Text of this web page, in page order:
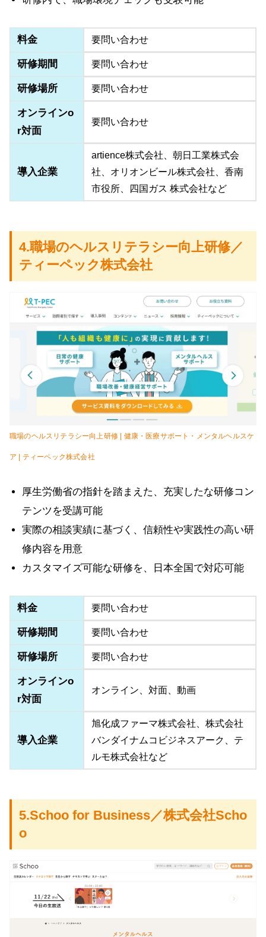
料金 要問い合わせ
研修期間 要問い合わせ
研修場所 要問い合わせ
オンラインo
r対面
要問い合わせ
導入企業
artience株式会社、朝日工業株式会
社、オリオンビール株式会社、香南
市役所、四国ガス 株式会社など
4.職場のヘルスリテラシー向上研修／
ティーペック株式会社
職場のヘルスリテラシー向上研修 | 健康・医療サポート・メンタルヘルスケ
ア | ティーペック株式会社
厚生労働省の指針を踏まえた、充実したな研修コン
テンツを受講可能
実際の相談実績に基づく、信頼性や実践性の高い研
修内容を用意
カスタマイズ可能な研修を、日本全国で対応可能
料金 要問い合わせ
研修期間 要問い合わせ
研修場所 要問い合わせ
オンラインo
r対面
オンライン、対面、動画
導入企業
旭化成ファーマ株式会社、株式会社
バンダイナムコビジネスアーク、テ
ルモ株式会社など
5.Schoo for Business／株式会社Scho
o